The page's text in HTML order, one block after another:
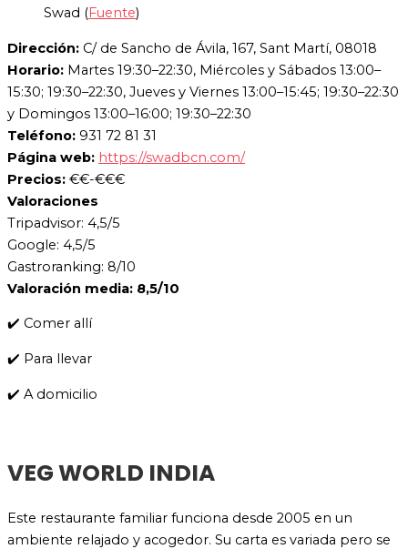
Swad (Fuente)
Dirección: C/ de Sancho de Ávila, 167, Sant Martí, 08018
Horario: Martes 19:30–22:30, Miércoles y Sábados 13:00–
15:30; 19:30–22:30, Jueves y Viernes 13:00–15:45; 19:30–22:30
y Domingos 13:00–16:00; 19:30–22:30
Teléfono: 931 72 81 31
Página web: https://swadbcn.com/
Precios: €€-€€€
Valoraciones
Tripadvisor: 4,5/5
Google: 4,5/5
Gastroranking: 8/10
Valoración media: 8,5/10
✔️ Comer allí
✔️ Para llevar
✔️ A domicilio
VEG WORLD INDIA
Este restaurante familiar funciona desde 2005 en un
ambiente relajado y acogedor. Su carta es variada pero se